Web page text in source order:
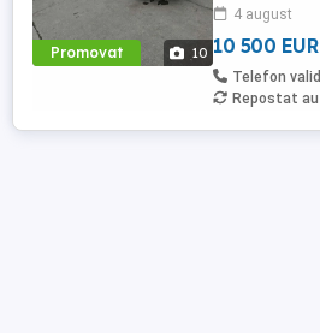
Promovat 10
presiune roți -
Pilot automat -
4 august
10 500 EUR
Telefon
Repostat